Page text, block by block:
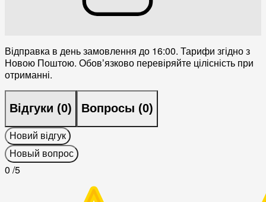
Відправка в день замовлення до 16:00. Тарифи згідно з
Новою Поштою. Обовʼязково перевіряйте цілісність при
отриманні.
Відгуки (0) Вопросы (0)
Новий відгук
Новый вопрос
0 /5